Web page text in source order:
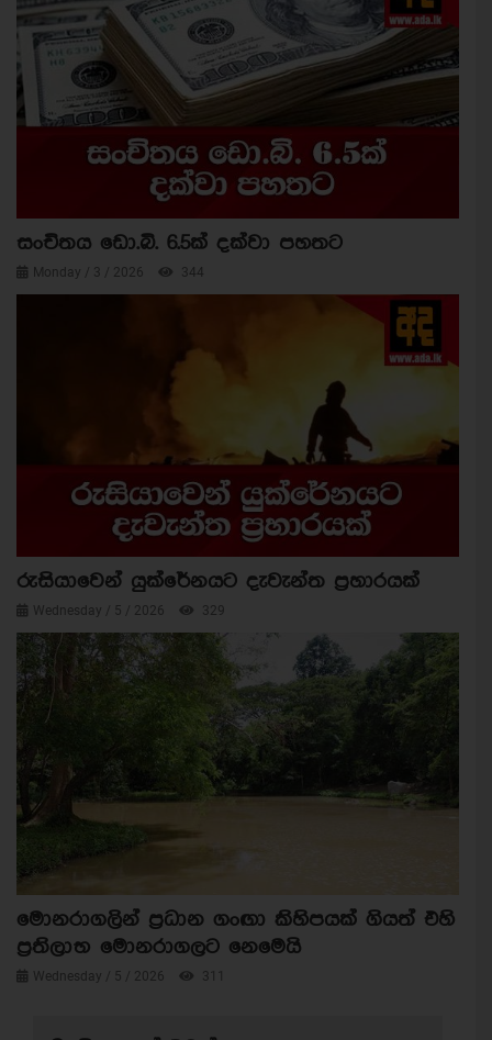
සංචිතය ඩො.බි. 6.5ක් දක්වා පහතට
Monday / 3 / 2026 344
රුසියාවෙන් යුක්රේනයට දැවැන්ත ප්‍රහාරයක්
Wednesday / 5 / 2026 329
මොනරාගලින් ප්‍රධාන ගංඟා කිහිපයක් ගියත් එහි
ප්‍රතිලාභ මොනරාගලට නෙමෙයි
Wednesday / 5 / 2026 311